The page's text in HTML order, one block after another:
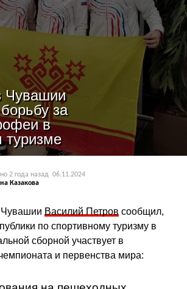
Чувашии
за
в
туризме
2 года назад 06.11.2024
Казакова
Чувашии Василий Петров сообщил,
по спортивному туризму в
сборной участвует в
и первенства мира: